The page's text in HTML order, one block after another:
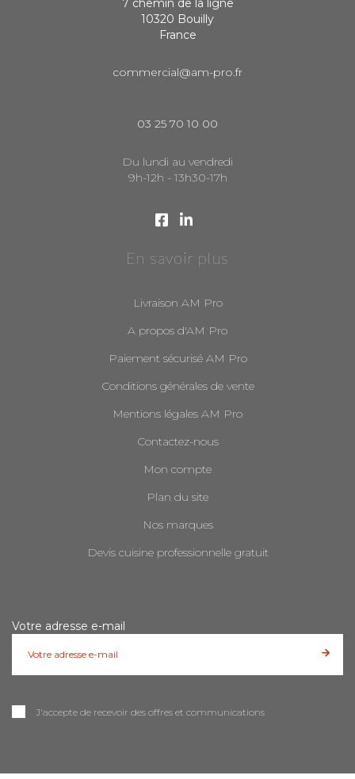
7 chemin de la ligne
10320 Bouilly
France
commercial@am-pro.fr
03 25 70 10 00
Du lundi au vendredi
9h-12h - 13h30-17h
En savoir plus
Livraison AM Pro
A propos d'AM Pro
Paiement sécurisé AM Pro
Conditions générales de vente
Mentions légales AM Pro
Contactez-nous
Mon compte
Plan du site
Nos marques
Devis cuisine professionnelle gratuit
Votre adresse e-mail
J'accepte de recevoir des offres et communications